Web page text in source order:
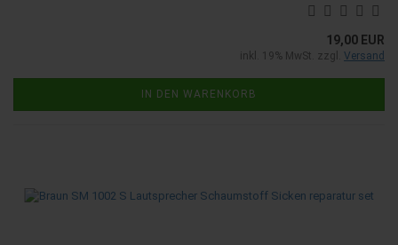
19,00 EUR
inkl. 19% MwSt. zzgl. Versand
IN DEN WARENKORB